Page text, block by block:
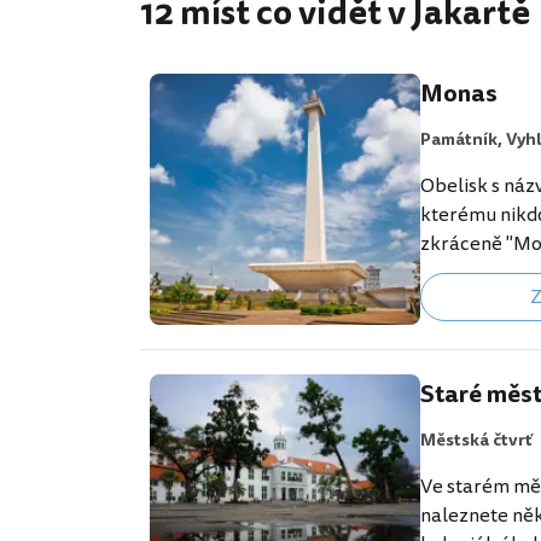
12 míst co vidět v Jakartě
Monas
Památník,
Obelisk s
kterému
zkráceně
Jakarty.
vstup na
výhled na
obrovském
geografickém
https://
monas]
postaven na…
Staré
Městská čtvrť
Ve starém
naleznete